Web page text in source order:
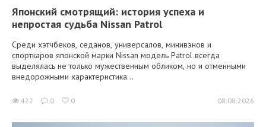
Японский смотрящий: история успеха и
непростая судьба Nissan Patrol
Среди хэтчбеков, седанов, универсалов, минивэнов и
спорткаров японской марки Nissan модель Patrol всегда
выделялась не только мужественным обликом, но и отменными
внедорожными характеристика...
422 0 0 08.08.2026